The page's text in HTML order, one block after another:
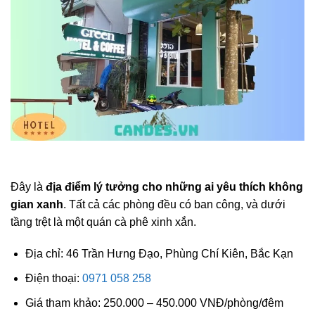
Đây là địa điểm lý tưởng cho những ai yêu thích không
gian xanh. Tất cả các phòng đều có ban công, và dưới
tầng trệt là một quán cà phê xinh xắn.
Địa chỉ: 46 Trần Hưng Đạo, Phùng Chí Kiên, Bắc Kạn
Điện thoại: 0971 058 258
Giá tham khảo: 250.000 – 450.000 VNĐ/phòng/đêm